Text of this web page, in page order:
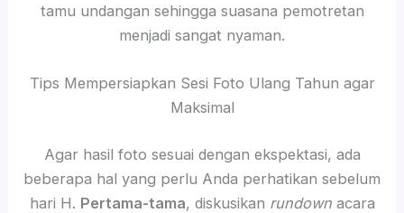
tamu undangan sehingga suasana pemotretan
menjadi sangat nyaman.
Tips Mempersiapkan Sesi Foto Ulang Tahun agar
Maksimal
Agar hasil foto sesuai dengan ekspektasi, ada
beberapa hal yang perlu Anda perhatikan sebelum
hari H. Pertama-tama, diskusikan rundownacara